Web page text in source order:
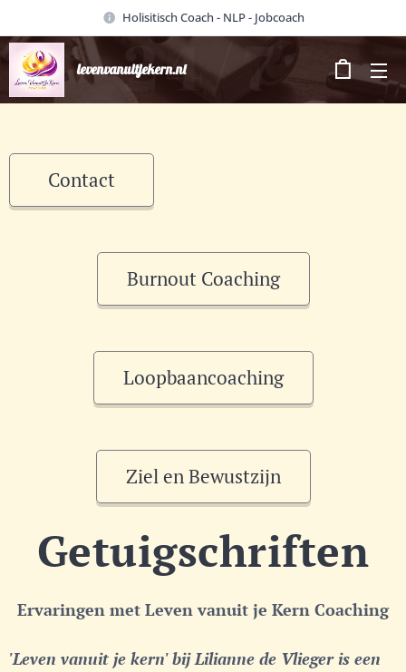
Holisitisch Coach - NLP - Jobcoach
levenvanuitjekern.nl
Contact
Burnout Coaching
Loopbaancoaching
Ziel en Bewustzijn
Getuigschriften
Ervaringen met Leven vanuit je Kern Coaching
'Leven vanuit je kern' bij Lilianne de Vlieger is een